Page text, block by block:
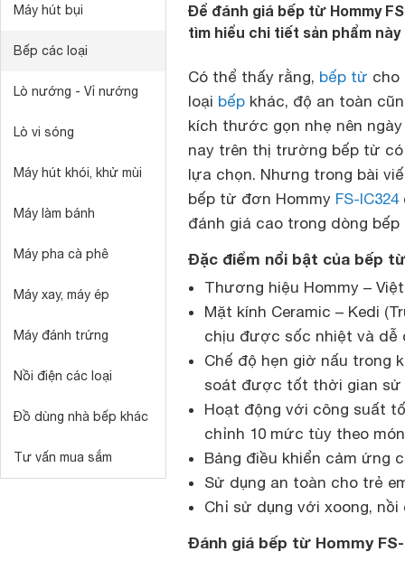
Máy hút bụi
Bếp các loại
Lò nướng - Vỉ nướng
Lò vi sóng
Máy hút khói, khử mùi
Máy làm bánh
Máy pha cà phê
Máy xay, máy ép
Máy đánh trứng
Nồi điện các loại
Đồ dùng nhà bếp khác
Tư vấn mua sắm
Để đánh giá bếp từ Hommy
tìm hiểu chi tiết sản phẩm
Có thể thấy rằng, bếp từ cho
loại bếp khác, độ an toàn
kích thước gọn nhẹ nên
nay trên thị trường bếp từ
lựa chọn. Nhưng trong bài
bếp từ đơn Hommy FS-IC324
đánh giá cao trong dòng
Đặc điểm nổi bật của bếp
Thương hiệu Hommy –
Mặt kính Ceramic – Kedi
chịu được sốc nhiệt và dễ
Chế độ hẹn giờ nấu trong
soát được tốt thời gian sử
Hoạt động với công suất
chỉnh 10 mức tùy theo
Bảng điều khiển cảm ứng
Sử dụng an toàn cho trẻ
Chỉ sử dụng với xoong,
Đánh giá bếp từ Hommy